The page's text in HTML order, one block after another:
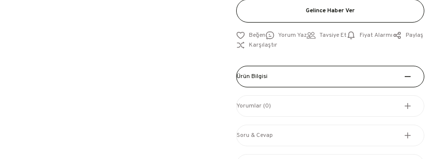
Gelince Haber Ver
Yorum Yaz Tavsiye Et Fiyat Alarmı
Paylaş
Karşılaştır
Ürün Bilgisi
Yorumlar (0)
Soru & Cevap